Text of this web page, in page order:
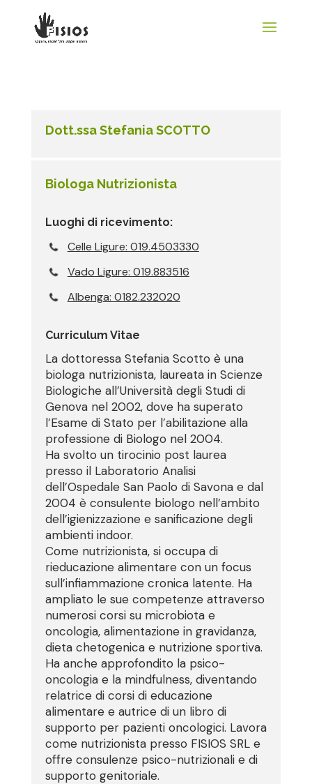
Dott.ssa Stefania SCOTTO
Biologa Nutrizionista
Luoghi di ricevimento:
Celle Ligure: 019.4503330
Vado Ligure: 019.883516
Albenga: 0182.232020
Curriculum Vitae
La dottoressa Stefania Scotto è una
biologa nutrizionista, laureata in Scienze
Biologiche all’Università degli Studi di
Genova nel 2002, dove ha superato
l’Esame di Stato per l’abilitazione alla
professione di Biologo nel 2004.
Ha svolto un tirocinio post laurea
presso il Laboratorio Analisi
dell’Ospedale San Paolo di Savona e dal
2004 è consulente biologo nell’ambito
dell’igienizzazione e sanificazione degli
ambienti indoor.
Come nutrizionista, si occupa di
rieducazione alimentare con un focus
sull’infiammazione cronica latente. Ha
ampliato le sue competenze attraverso
numerosi corsi su microbiota e
oncologia, alimentazione in gravidanza,
dieta chetogenica e nutrizione sportiva.
Ha anche approfondito la psico-
oncologia e la mindfulness, diventando
relatrice di corsi di educazione
alimentare e autrice di un libro di
supporto per pazienti oncologici. Lavora
come nutrizionista presso FISIOS SRL e
offre consulenze psico-nutrizionali e di
supporto genitoriale.